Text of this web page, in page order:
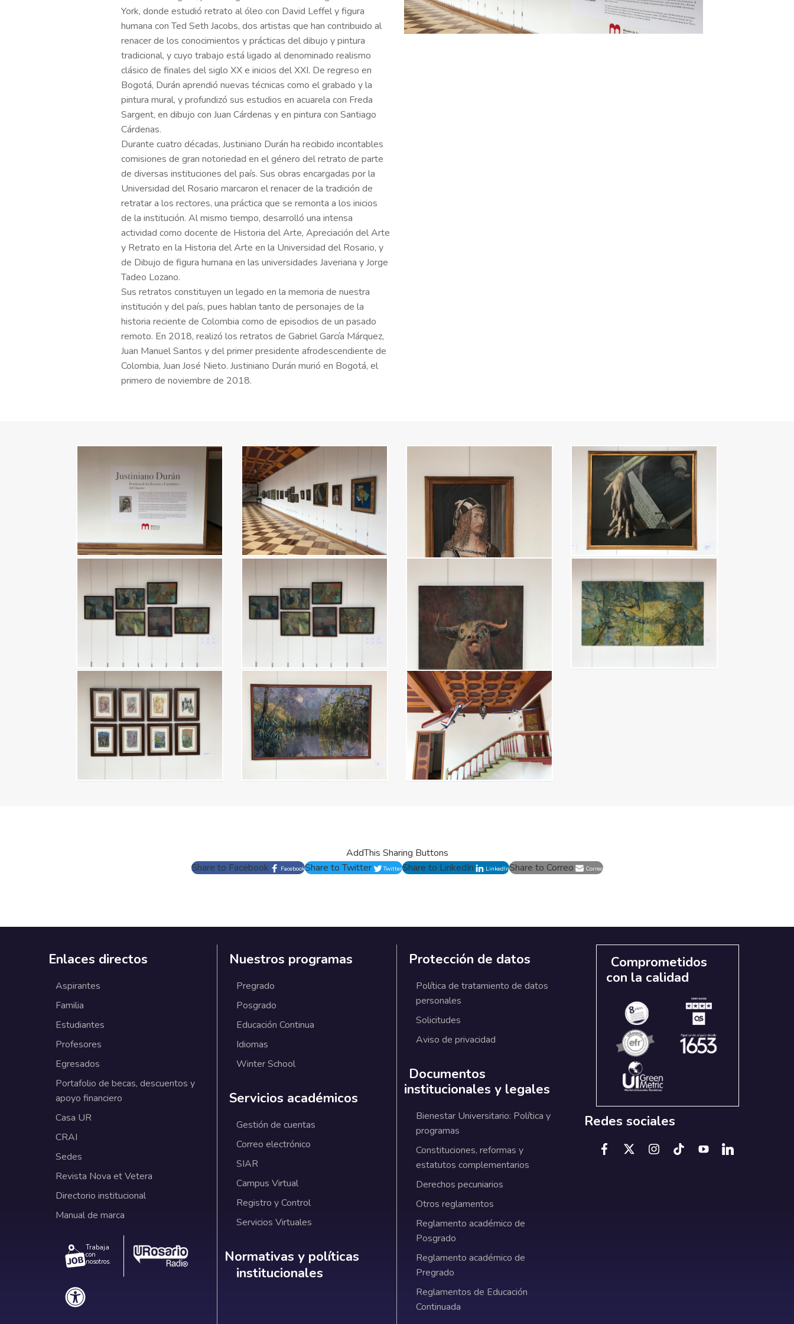
York, donde estudió retrato al óleo con David Leffel y figura
humana con Ted Seth Jacobs, dos artistas que han contribuido al
renacer de los conocimientos y prácticas del dibujo y pintura
tradicional, y cuyo trabajo está ligado al denominado realismo
clásico de finales del siglo XX e inicios del XXI. De regreso en
Bogotá, Durán aprendió nuevas técnicas como el grabado y la
pintura mural, y profundizó sus estudios en acuarela con Freda
Sargent, en dibujo con Juan Cárdenas y en pintura con Santiago
Cárdenas.
Durante cuatro décadas, Justiniano Durán ha recibido incontables
comisiones de gran notoriedad en el género del retrato de parte
de diversas instituciones del país. Sus obras encargadas por la
Universidad del Rosario marcaron el renacer de la tradición de
retratar a los rectores, una práctica que se remonta a los inicios
de la institución. Al mismo tiempo, desarrolló una intensa
actividad como docente de Historia del Arte, Apreciación del Arte
y Retrato en la Historia del Arte en la Universidad del Rosario, y
de Dibujo de figura humana en las universidades Javeriana y Jorge
Tadeo Lozano.
Sus retratos constituyen un legado en la memoria de nuestra
institución y del país, pues hablan tanto de personajes de la
historia reciente de Colombia como de episodios de un pasado
remoto. En 2018, realizó los retratos de Gabriel García Márquez,
Juan Manuel Santos y del primer presidente afrodescendiente de
Colombia, Juan José Nieto. Justiniano Durán murió en Bogotá, el
primero de noviembre de 2018.
AddThis Sharing Buttons
Share to Facebook
FacebookShare to Twitter TwitterShare to LinkedIn LinkedInShare to Correo Correo
Enlaces directos
Aspirantes
Familia
Estudiantes
Profesores
Egresados
Portafolio de becas, descuentos y
apoyo financiero
Casa UR
CRAI
Sedes
Revista Nova et Vetera
Directorio institucional
Manual de marca
Trabaja
con
nosotros.
Nuestros programas
Pregrado
Posgrado
Educación Continua
Idiomas
Winter School
Servicios académicos
Gestión de cuentas
Correo electrónico
SIAR
Campus Virtual
Registro y Control
Servicios Virtuales
Normativas y políticas institucionales
Normativas y políticas
institucionales
Protección de datos
Política de tratamiento de datos
personales
Solicitudes
Aviso de privacidad
Documentos
institucionales y legales
Bienestar Universitario: Política y
programas
Constituciones, reformas y
estatutos complementarios
Derechos pecuniarios
Otros reglamentos
Reglamento académico de
Posgrado
Reglamento académico de
Pregrado
Reglamentos de Educación
Continuada
Comprometidos
con la calidad
Redes sociales